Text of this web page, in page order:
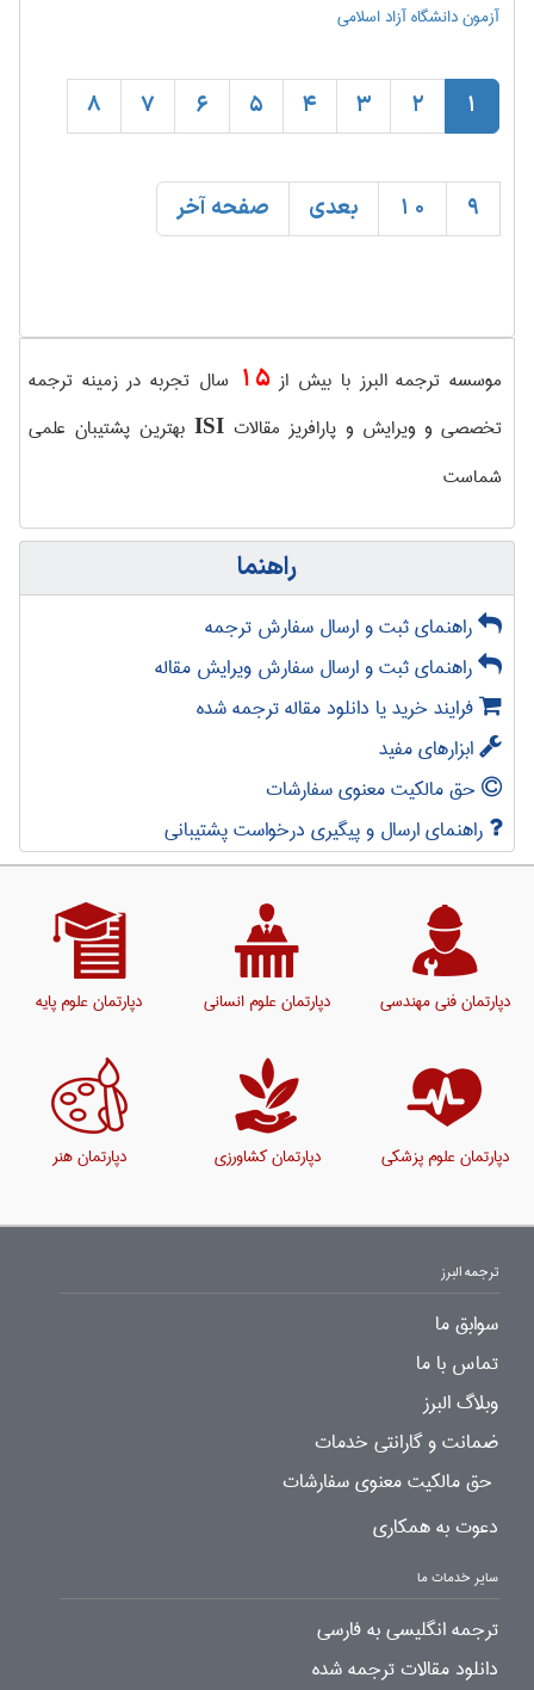
آزمون دانشگاه آزاد اسلامی
1
2
3
4
5
6
7
8
9
10 بعدی صفحه آخر
موسسه ترجمه البرز با بیش از15 سال تجربه در زمینه ترجمه
تخصصی و ویرایش و پارافریز مقالاتISI بهترین پشتیبان علمی
شماست
راهنما
راهنمای ثبت و ارسال سفارش ترجمه
راهنمای ثبت و ارسال سفارش ویرایش مقاله
فرایند خرید یا دانلود مقاله ترجمه شده
ابزارهای مفید
حق مالکیت معنوی سفارشات
راهنمای ارسال و پیگیری درخواست پشتیبانی
دپارتمان فنی مهندسی دپارتمان علوم انسانی دپارتمان علوم پایه
دپارتمان علوم پزشکی دپارتمان کشاورزی دپارتمان هنر
ترجمه البرز
سوابق ما
تماس با ما
وبلاگ البرز
ضمانت و گارانتی خدمات
حق مالکیت معنوی سفارشات
دعوت به همکاری
سایر خدمات ما
ترجمه انگلیسی به فارسی
دانلود مقالات ترجمه شده